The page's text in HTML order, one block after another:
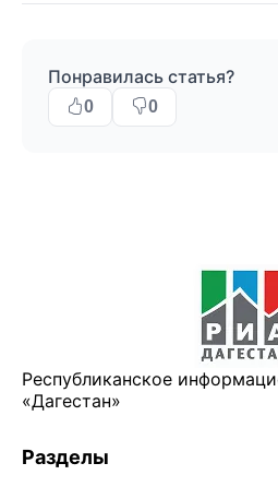
Понравилась статья?
0 0
Республиканское
«Дагестан»
Разделы